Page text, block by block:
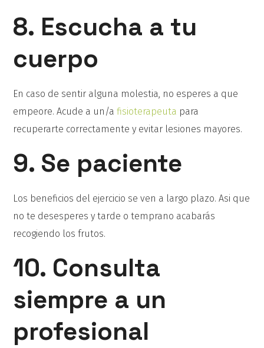
8. Escucha a tu
cuerpo
En caso de sentir alguna molestia, no esperes a que
empeore. Acude a un/afisioterapeuta para
recuperarte correctamente y evitar lesiones mayores.
9. Se paciente
Los beneficios del ejercicio se ven a largo plazo. Asi que
no te desesperes y tarde o temprano acabarás
recogiendo los frutos.
10. Consulta
siempre a un
profesional